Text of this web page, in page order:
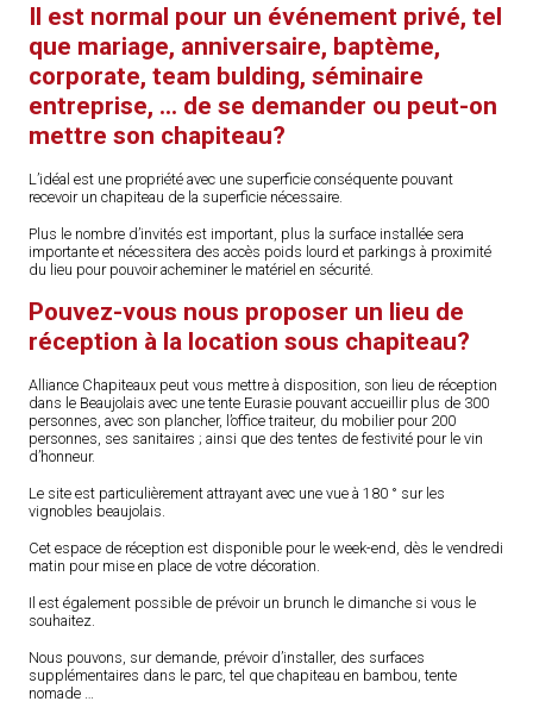
Il est normal pour un événement privé, tel
que mariage, anniversaire, baptème,
corporate, team bulding, séminaire
entreprise, … de se demander ou peut-on
mettre son chapiteau?
L’idéal est une propriété avec une superficie conséquente pouvant
recevoir un chapiteau de la superficie nécessaire.
Plus le nombre d’invités est important, plus la surface installée sera
importante et nécessitera des accès poids lourd et parkings à proximité
du lieu pour pouvoir acheminer le matériel en sécurité.
Pouvez-vous nous proposer un lieu de
réception à la location sous chapiteau?
Alliance Chapiteaux peut vous mettre à disposition, son lieu de réception
dans le Beaujolais avec une tente Eurasie pouvant accueillir plus de 300
personnes, avec son plancher, l’office traiteur, du mobilier pour 200
personnes, ses sanitaires ; ainsi que des tentes de festivité pour le vin
d’honneur.
Le site est particulièrement attrayant avec une vue à 180 ° sur les
vignobles beaujolais.
Cet espace de réception est disponible pour le week-end, dès le vendredi
matin pour mise en place de votre décoration.
Il est également possible de prévoir un brunch le dimanche si vous le
souhaitez.
Nous pouvons, sur demande, prévoir d’installer, des surfaces
supplémentaires dans le parc, tel que chapiteau en bambou, tente
nomade …